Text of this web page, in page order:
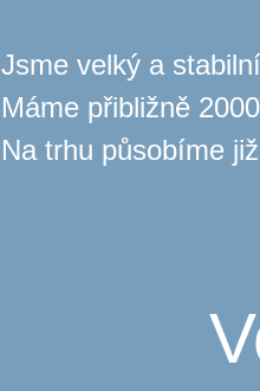
Jsme velký a
Máme přibližně
Na trhu působíme